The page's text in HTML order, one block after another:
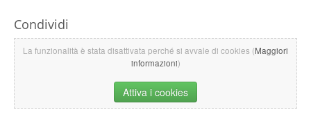
Condividi
La funzionalità è stata disattivata perché si avvale di cookies (Maggiori
informazioni)
Attiva i cookies